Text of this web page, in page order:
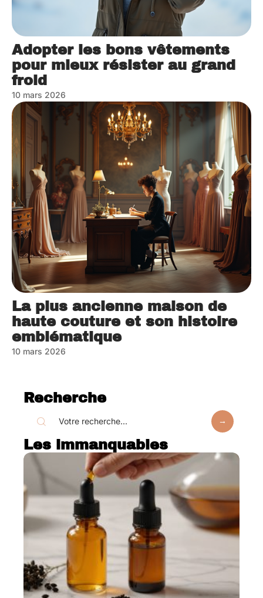
Adopter les bons vêtements
pour mieux résister au grand
froid
10 mars 2026
La plus ancienne maison de
haute couture et son histoire
emblématique
10 mars 2026
Recherche
Les immanquables